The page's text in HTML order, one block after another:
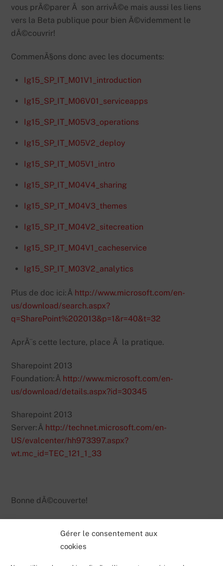
Gérer le consentement aux
cookies
vous prÃ©parer Ã son arrivÃ©e mais aussi les liens
vers la Beta publique pour bien Ã©videmment le
dÃ©couvrir!
CommenÃ§ons donc avec les documents:
Ig15_SP_IT_M01V1_introduction
Ig15_SP_IT_M06V01_serviceapps
Ig15_SP_IT_M05V3_operations
Ig15_SP_IT_M05V2_deploy
Ig15_SP_IT_M05V1_intro
Ig15_SP_IT_M04V4_sharing
Ig15_SP_IT_M04V3_themes
Ig15_SP_IT_M04V2_sitecreation
Ig15_SP_IT_M04V1_cacheservice
Ig15_SP_IT_M03V2_analytics
Plus de doc ici:Â http://www.microsoft.com/en-
us/download/search.aspx?
q=SharePoint%202013&p=1&r=40&t=32
AprÃ¨s cette lecture, place Ã la pratique.
Sharepoint 2013
Foundation:Â http://www.microsoft.com/en-
us/download/details.aspx?id=30345
Sharepoint 2013
Server:Â http://technet.microsoft.com/en-
US/evalcenter/hh973397.aspx?
wt.mc_id=TEC_121_1_33
Bonne dÃ©couverte!